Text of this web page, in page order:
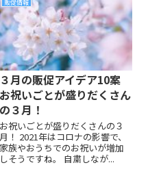
販促情報
３月の販促アイデア10案
お祝いごとが盛りだくさん
の３月！
お祝いごとが盛りだくさんの３
月！ 2021年はコロナの影響で、
家族やおうちでのお祝いが増加
しそうですね。 自粛しなが...